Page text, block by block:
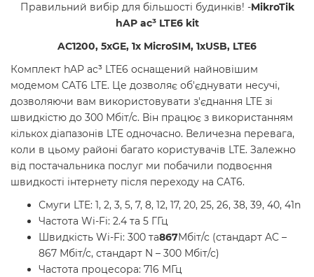
Правильний вибір для більшості будинків! -MikroTik
hAP ac³ LTE6 kit
AC1200, 5xGE, 1х MicroSIM, 1xUSB, LTE6
Комплект hAP ac³ LTE6 оснащений найновішим
модемом CAT6 LTE. Це дозволяє об'єднувати несучі,
дозволяючи вам використовувати з'єднання LTE зі
швидкістю до 300 Мбіт/с. Він працює з використанням
кількох діапазонів LTE одночасно. Величезна перевага,
коли в цьому районі багато користувачів LTE. Залежно
від постачальника послуг ми побачили подвоєння
швидкості інтернету після переходу на CAT6.
Смуги LTE: 1, 2, 3, 5, 7, 8, 12, 17, 20, 25, 26, 38, 39, 40, 41n
Частота Wi-Fi: 2.4 та 5 ГГц
Швидкість Wi-Fi: 300 та867Мбіт/с (стандарт AC –
867 Мбіт/с, стандарт N – 300 Мбіт/с)
Частота процесора: 716 МГц